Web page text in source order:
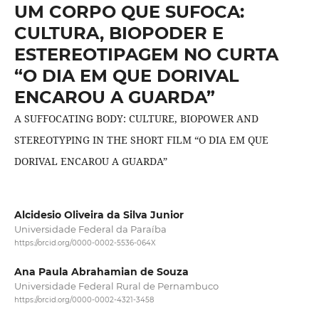
UM CORPO QUE SUFOCA:
CULTURA, BIOPODER E
ESTEREOTIPAGEM NO CURTA
“O DIA EM QUE DORIVAL
ENCAROU A GUARDA”
A SUFFOCATING BODY: CULTURE, BIOPOWER AND
STEREOTYPING IN THE SHORT FILM “O DIA EM QUE
DORIVAL ENCAROU A GUARDA”
Alcidesio Oliveira da Silva Junior
Universidade Federal da Paraíba
https://orcid.org/0000-0002-5536-064X
Ana Paula Abrahamian de Souza
Universidade Federal Rural de Pernambuco
https://orcid.org/0000-0002-4321-3458